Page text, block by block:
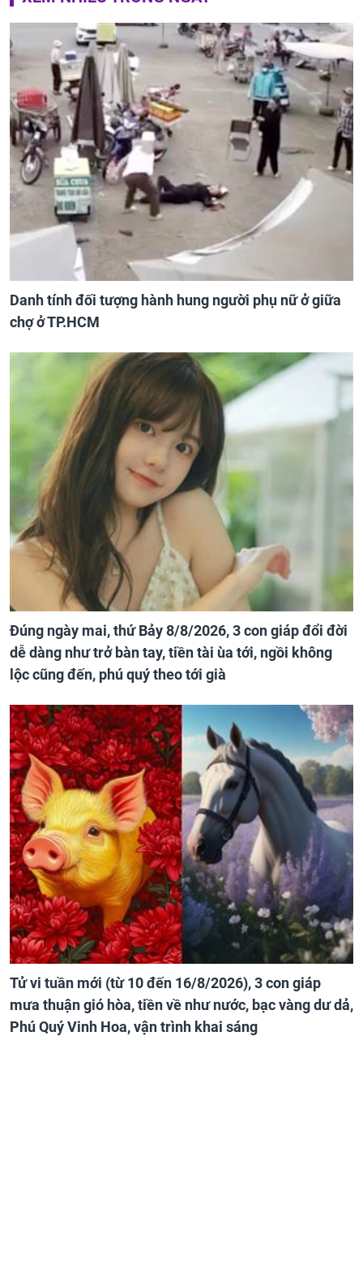
Danh tính đối tượng hành hung người phụ nữ ở giữa
chợ ở TP.HCM
Đúng ngày mai, thứ Bảy 8/8/2026, 3 con giáp đổi đời
dễ dàng như trở bàn tay, tiền tài ùa tới, ngồi không
lộc cũng đến, phú quý theo tới già
Tử vi tuần mới (từ 10 đến 16/8/2026), 3 con giáp
mưa thuận gió hòa, tiền về như nước, bạc vàng dư dả,
Phú Quý Vinh Hoa, vận trình khai sáng